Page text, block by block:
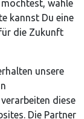
wähle
kannst Du eine
die Zukunft
unsere
diese
Die Partner
4
4
4
4